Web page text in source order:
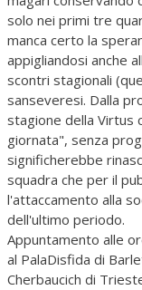
solo nei primi tre
manca certo la
appigliandosi anche
scontri stagionali
sanseveresi. Dalla
stagione della Virtus
giornata", senza
significherebbe
squadra che per il
l'attaccamento alla
dell'ultimo periodo.
Appuntamento alle
al PalaDisfida di
Cherbaucich di